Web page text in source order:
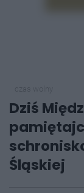
Dziś
Śląskiej